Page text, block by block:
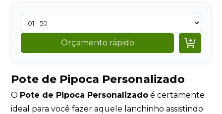
Orçamento rápido 
Pote de Pipoca Personalizado
O Pote de Pipoca Personalizado é certamente
ideal para você fazer aquele lanchinho assistindo